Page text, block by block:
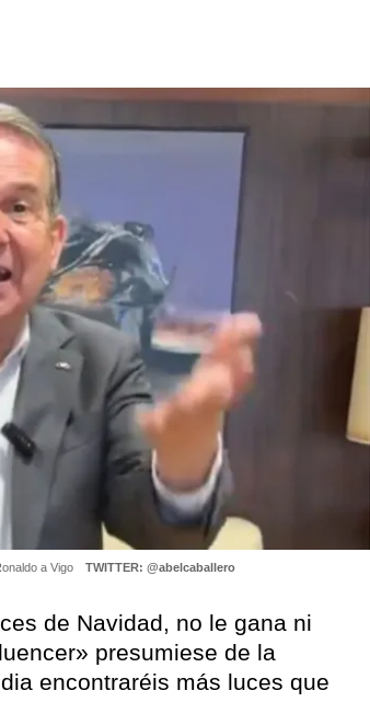
a Vigo TWITTER: @abelcaballero
de Navidad, no le gana ni
presumiese de la
encontraréis más luces que